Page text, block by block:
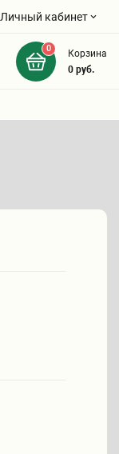
Личный кабинет
0
Корзина
0руб.